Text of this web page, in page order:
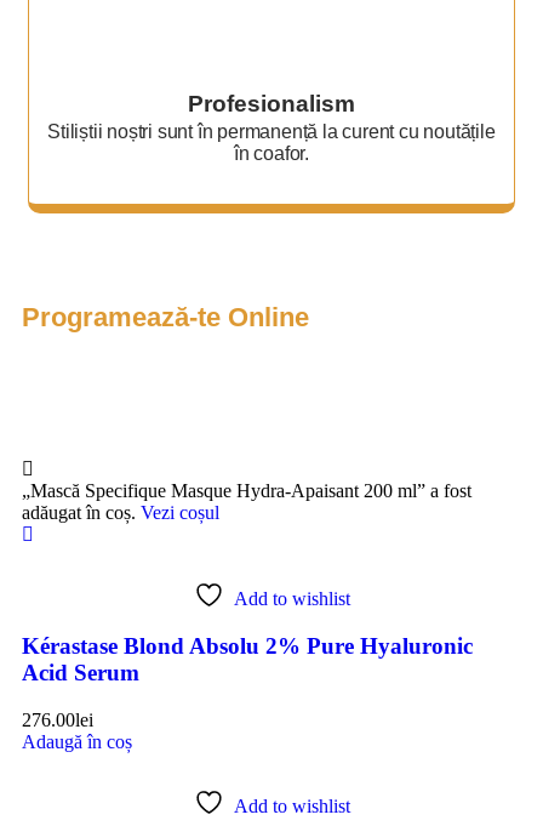
Profesionalism
Stiliștii noștri sunt în permanență la curent cu noutățile
în coafor.
Programează-te Online
„Mască Specifique Masque Hydra-Apaisant 200 ml” a fost
adăugat în coș. Vezi coșul
Add to wishlist
Kérastase Blond Absolu 2% Pure Hyaluronic
Acid Serum
276.00lei
Adaugă în coș
Add to wishlist